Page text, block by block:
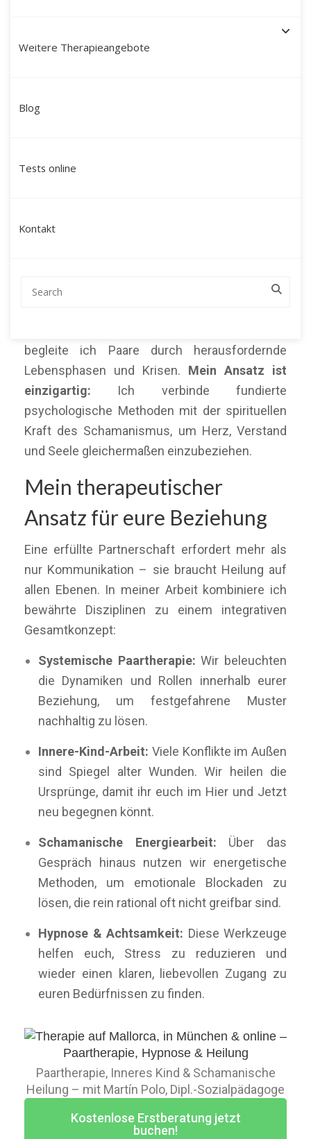
Weitere Therapieangebote
Blog
Tests online
Kontakt
Ich bin
, Diplom-
begleite ich Paare durch herausfordernde
Lebensphasen und Krisen. Mein Ansatz ist
einzigartig: Ich verbinde fundierte
psychologische Methoden mit der spirituellen
Kraft des Schamanismus, um Herz, Verstand
und Seele gleichermaßen einzubeziehen.
Mein therapeutischer
Ansatz für eure Beziehung
Eine erfüllte Partnerschaft erfordert mehr als
nur Kommunikation – sie braucht Heilung auf
allen Ebenen. In meiner Arbeit kombiniere ich
bewährte Disziplinen zu einem integrativen
Gesamtkonzept:
Systemische Paartherapie: Wir beleuchten
die Dynamiken und Rollen innerhalb eurer
Beziehung, um festgefahrene Muster
nachhaltig zu lösen.
Innere-Kind-Arbeit: Viele Konflikte im Außen
sind Spiegel alter Wunden. Wir heilen die
Ursprünge, damit ihr euch im Hier und Jetzt
neu begegnen könnt.
Schamanische Energiearbeit: Über das
Gespräch hinaus nutzen wir energetische
Methoden, um emotionale Blockaden zu
lösen, die rein rational oft nicht greifbar sind.
Hypnose & Achtsamkeit: Diese Werkzeuge
helfen euch, Stress zu reduzieren und
wieder einen klaren, liebevollen Zugang zu
euren Bedürfnissen zu finden.
Paartherapie, Inneres Kind & Schamanische
Heilung – mit Martín Polo, Dipl.-Sozialpädagoge
Kostenlose Erstberatung jetzt
buchen!